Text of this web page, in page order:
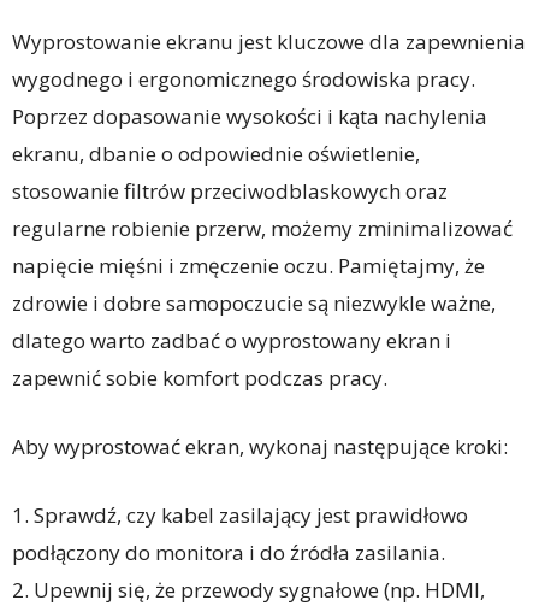
Wyprostowanie ekranu jest kluczowe dla zapewnienia
wygodnego i ergonomicznego środowiska pracy.
Poprzez dopasowanie wysokości i kąta nachylenia
ekranu, dbanie o odpowiednie oświetlenie,
stosowanie filtrów przeciwodblaskowych oraz
regularne robienie przerw, możemy zminimalizować
napięcie mięśni i zmęczenie oczu. Pamiętajmy, że
zdrowie i dobre samopoczucie są niezwykle ważne,
dlatego warto zadbać o wyprostowany ekran i
zapewnić sobie komfort podczas pracy.
Aby wyprostować ekran, wykonaj następujące kroki:
1. Sprawdź, czy kabel zasilający jest prawidłowo
podłączony do monitora i do źródła zasilania.
2. Upewnij się, że przewody sygnałowe (np. HDMI,